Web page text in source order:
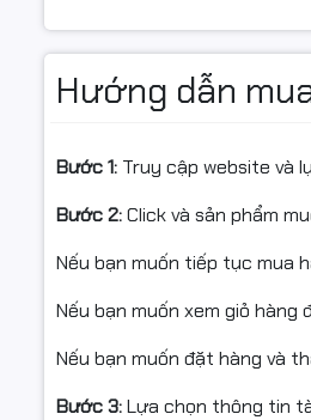
Kiến trúc Zen
Hướng dẫn
Bước 1: Truy cập website và
Bước 2:Click và sản phẩm
Nếu bạn muốn tiếp tục mua
Nếu bạn muốn xem giỏ hàng
Nếu bạn muốn đặt hàng và
Bước 3:Lựa chọn thông tin